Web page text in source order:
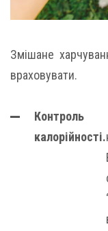
Змішане
враховувати.
Контроль
калорійності.